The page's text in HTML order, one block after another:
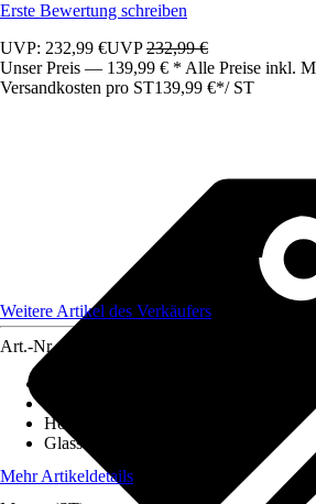
Erste Bewertung schreiben
UVP: 232,99 €UVP232,99 €
Unser Preis — 139,99 € * Alle Preise inkl.
Versandkosten pro ST139,99 €*/ ST
Weitere Artikel des Verkäufers
Art.-Nr. 12307975
Höhe
Glasstärke
Mehr Artikeldetails